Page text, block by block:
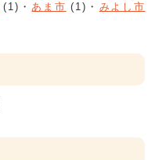
(1) あま市 (1)
みよし市